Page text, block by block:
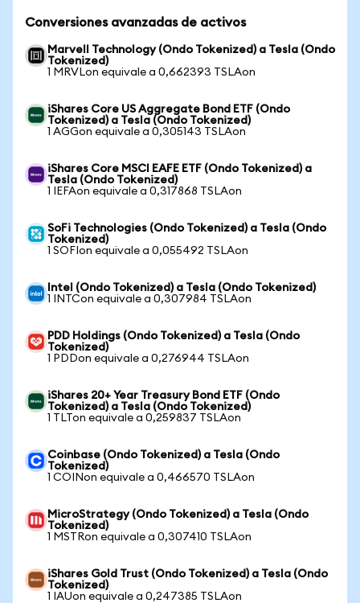
Conversiones avanzadas de activos
Marvell Technology (Ondo Tokenized) a Tesla (Ondo
Tokenized)
1 MRVLon equivale a 0,662393 TSLAon
iShares Core US Aggregate Bond ETF (Ondo
Tokenized) a Tesla (Ondo Tokenized)
1 AGGon equivale a 0,305143 TSLAon
iShares Core MSCI EAFE ETF (Ondo Tokenized) a
Tesla (Ondo Tokenized)
1 IEFAon equivale a 0,317868 TSLAon
SoFi Technologies (Ondo Tokenized) a Tesla (Ondo
Tokenized)
1 SOFIon equivale a 0,055492 TSLAon
Intel (Ondo Tokenized) a Tesla (Ondo Tokenized)
1 INTCon equivale a 0,307984 TSLAon
PDD Holdings (Ondo Tokenized) a Tesla (Ondo
Tokenized)
1 PDDon equivale a 0,276944 TSLAon
iShares 20+ Year Treasury Bond ETF (Ondo
Tokenized) a Tesla (Ondo Tokenized)
1 TLTon equivale a 0,259837 TSLAon
Coinbase (Ondo Tokenized) a Tesla (Ondo
Tokenized)
1 COINon equivale a 0,466570 TSLAon
MicroStrategy (Ondo Tokenized) a Tesla (Ondo
Tokenized)
1 MSTRon equivale a 0,307410 TSLAon
iShares Gold Trust (Ondo Tokenized) a Tesla (Ondo
Tokenized)
1 IAUon equivale a 0,247385 TSLAon